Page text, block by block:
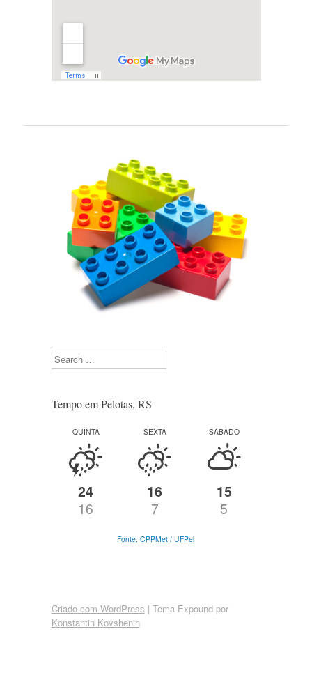
Search
Tempo em Pelotas, RS
QUINTA
24
16
SEXTA
16
7
SÁBADO
15
5
Fonte: CPPMet / UFPel
Criado com WordPress | Tema Expound por
Konstantin Kovshenin